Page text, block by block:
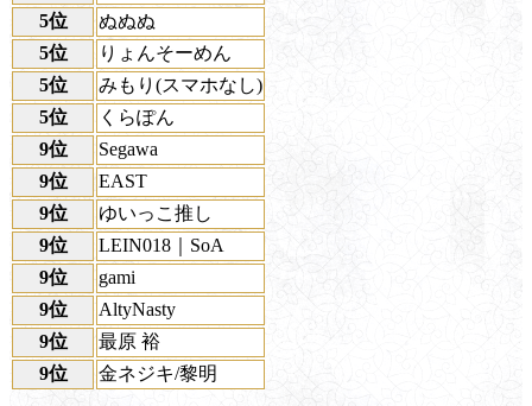
5位
ぬぬぬ
5位
りょんそーめん
5位
みもり(スマホなし)
5位
くらぽん
9位
Segawa
9位
EAST
9位
ゆいっこ推し
9位
LEIN018｜SoA
9位
gami
9位
AltyNasty
9位
最原 裕
9位
金ネジキ/黎明